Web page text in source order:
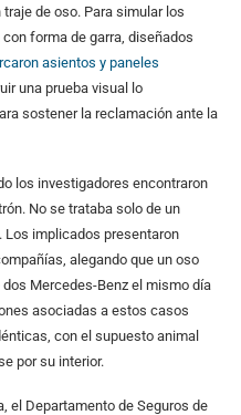
de oso. Para simular los
forma de garra, diseñados
asientos y paneles
una prueba visual lo
sostener la reclamación ante la
los investigadores encontraron
No se trataba solo de un
Los implicados presentaron
alegando que un oso
Mercedes-Benz el mismo día
asociadas a estos casos
con el supuesto animal
por su interior.
el Departamento de Seguros de